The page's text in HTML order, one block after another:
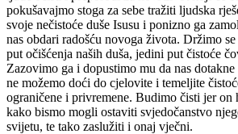
pokušavajmo stoga za sebe tražiti ljudska
svoje nečistoće duše Isusu i ponizno ga
nas obdari radošću novoga života. Držimo
put očišćenja naših duša, jedini put čistoće
Zazovimo ga i dopustimo mu da nas
ne možemo doći do cjelovite i temeljite
ograničene i privremene. Budimo čisti jer on
kako bismo mogli ostaviti svjedočanstvo
svijetu, te tako zaslužiti i onaj vječni.